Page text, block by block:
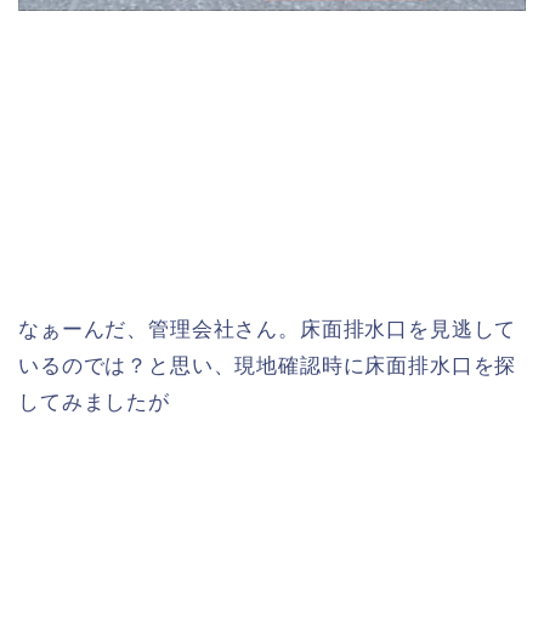
なぁーんだ、管理会社さん。床面排水口を見逃して
いるのでは？と思い、現地確認時に床面排水口を探
してみましたが